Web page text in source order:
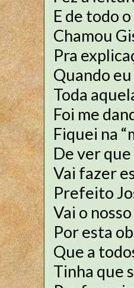
E de todo
Chamou
Pra
Quando
Toda
Foi me
Fiquei na
De ver
Vai fazer
Prefeito
Vai o
Por esta
Que a
Tinha que